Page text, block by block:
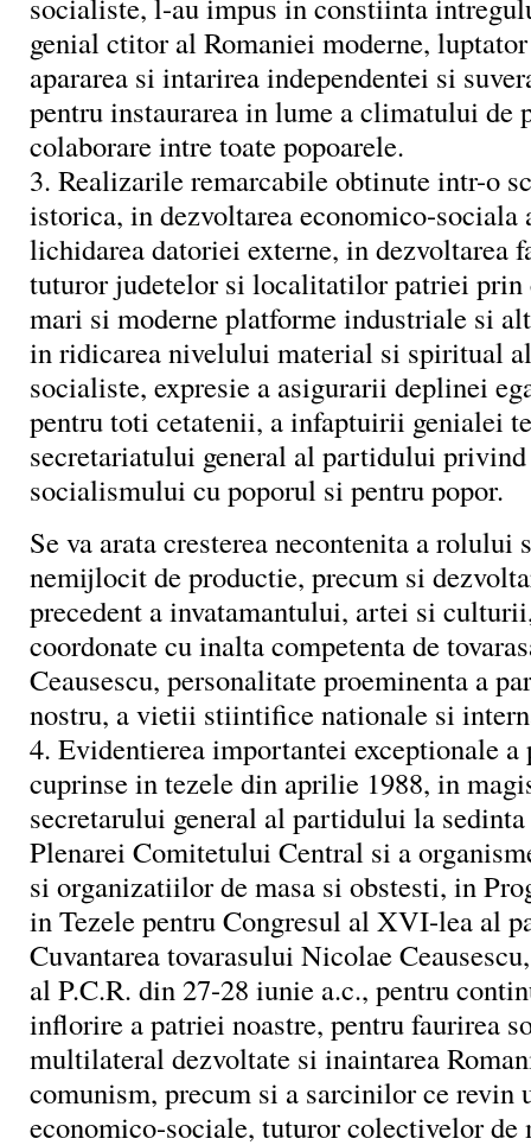
genial ctitor al Romaniei moderne,
apararea si intarirea independentei si
pentru instaurarea in lume a climatului de
colaborare intre toate popoarele.
3. Realizarile remarcabile obtinute intr-o
istorica, in dezvoltarea economico-
lichidarea datoriei externe, in dezvoltarea
tuturor judetelor si localitatilor patriei prin
mari si moderne platforme industriale si
in ridicarea nivelului material si spiritual
socialiste, expresie a asigurarii deplinei
pentru toti cetatenii, a infaptuirii genialei
secretariatului general al partidului
socialismului cu poporul si pentru popor.
Se va arata cresterea necontenita a rolului
nemijlocit de productie, precum si
precedent a invatamantului, artei si
coordonate cu inalta competenta de
Ceausescu, personalitate proeminenta a
nostru, a vietii stiintifice nationale si
4. Evidentierea importantei exceptionale a
cuprinse in tezele din aprilie 1988, in
secretarului general al partidului la
Plenarei Comitetului Central si a
si organizatiilor de masa si obstesti, in
in Tezele pentru Congresul al XVI-lea al
Cuvantarea tovarasului Nicolae
al P.C.R. din 27-28 iunie a.c., pentru
inflorire a patriei noastre, pentru faurirea
multilateral dezvoltate si inaintarea
comunism, precum si a sarcinilor ce revin
economico-sociale, tuturor colectivelor de